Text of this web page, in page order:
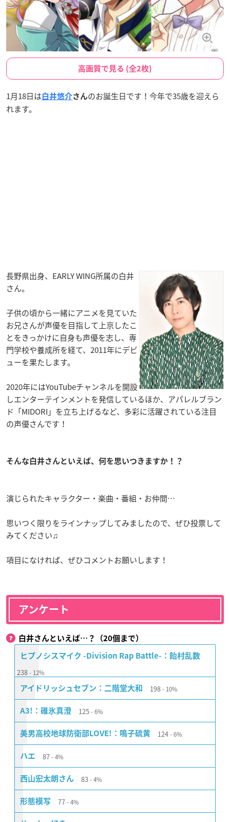
高画質で見る (全2枚)
1月18日は 白井悠介さんのお誕生日です！今年で35歳を迎えら
れます。
長野県出身、EARLY WING所属の白井
さん。
子供の頃から一緒にアニメを見ていた
お兄さんが声優を目指して上京したこ
とをきっかけに自身も声優を志し、専
門学校や養成所を経て、2011年にデビ
ューを果たします。
2020年にはYouTubeチャンネルを開設
しエンターテインメントを発信しているほか、アパレルブラン
ド「MIDORI」を立ち上げるなど、多彩に活躍されている注目
の声優さんです！
そんな白井さんといえば、何を思いつきますか！？
演じられたキャラクター・楽曲・番組・お仲間…
思いつく限りをラインナップしてみましたので、ぜひ投票して
みてください♫
項目になければ、ぜひコメントお願いします！
アンケート
白井さんといえば…？（20個まで）
ヒプノシスマイク -Division Rap Battle-：飴村乱数
238 12%
アイドリッシュセブン：二階堂大和 198 10%
A3!：碓氷真澄 125 6%
美男高校地球防衛部LOVE!：鳴子硫黄 124 6%
ハエ 87 4%
西山宏太朗さん 83 4%
形態模写 77 4%